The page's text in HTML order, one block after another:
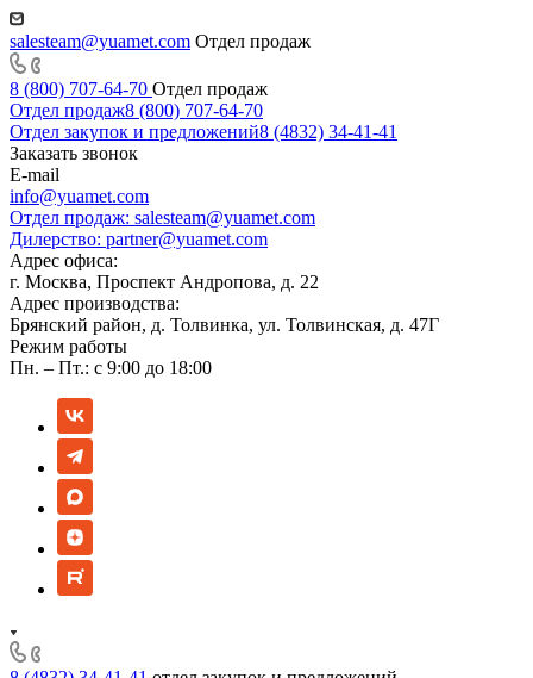
salesteam@yuamet.com Отдел продаж
8 (800) 707-64-70 Отдел продаж
Отдел продаж8 (800) 707-64-70
Отдел закупок и предложений8 (4832) 34-41-41
Заказать звонок
E-mail
info@yuamet.com
Отдел продаж: salesteam@yuamet.com
Дилерство: partner@yuamet.com
Адрес офиса:
г. Москва, Проспект Андропова, д. 22
Адрес производства:
Брянский район, д. Толвинка, ул. Толвинская, д. 47Г
Режим работы
Пн. – Пт.: с 9:00 до 18:00